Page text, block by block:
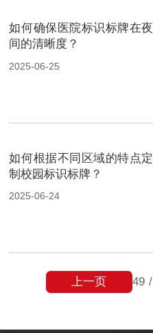
如何确保医院标识标牌在夜
间的清晰度？
2025-06-25
如何根据不同区域的特点定
制校园标识标牌？
2025-06-24
49 /
上一页